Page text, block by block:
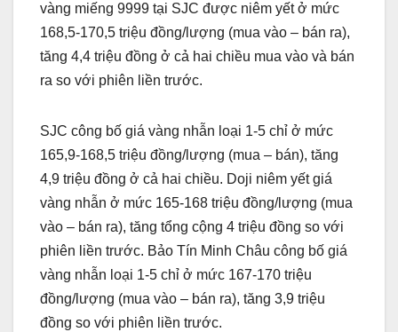
vàng miếng 9999 tại SJC được niêm yết ở mức
168,5-170,5 triệu đồng/lượng (mua vào – bán ra),
tăng 4,4 triệu đồng ở cả hai chiều mua vào và bán
ra so với phiên liền trước.
SJC công bố giá vàng nhẫn loại 1-5 chỉ ở mức
165,9-168,5 triệu đồng/lượng (mua – bán), tăng
4,9 triệu đồng ở cả hai chiều. Doji niêm yết giá
vàng nhẫn ở mức 165-168 triệu đồng/lượng (mua
vào – bán ra), tăng tổng cộng 4 triệu đồng so với
phiên liền trước. Bảo Tín Minh Châu công bố giá
vàng nhẫn loại 1-5 chỉ ở mức 167-170 triệu
đồng/lượng (mua vào – bán ra), tăng 3,9 triệu
đồng so với phiên liền trước.